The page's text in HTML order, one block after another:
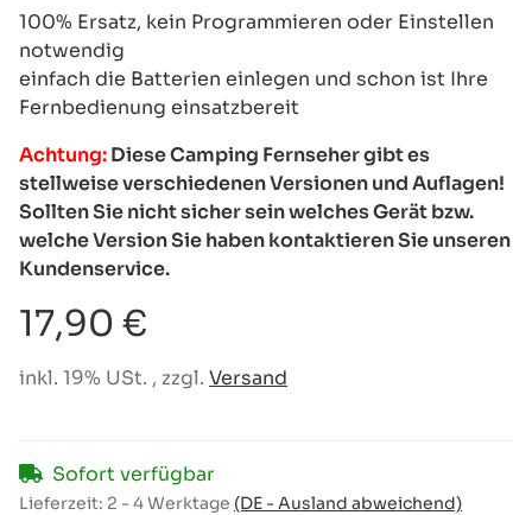
100% Ersatz, kein Programmieren oder Einstellen
notwendig
einfach die Batterien einlegen und schon ist Ihre
Fernbedienung einsatzbereit
Achtung:Diese Camping Fernseher gibt es
stellweise verschiedenen Versionen und Auflagen!
Sollten Sie nicht sicher sein welches Gerät bzw.
welche Version Sie haben kontaktieren Sie unseren
Kundenservice.
17,90 €
inkl. 19% USt. , zzgl. Versand
Sofort verfügbar
Lieferzeit: 2 - 4 Werktage (DE - Ausland abweichend)